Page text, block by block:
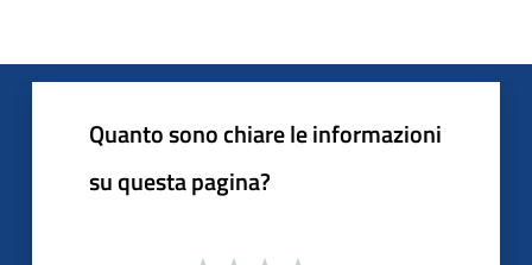
Quanto sono chiare le informazioni
su questa pagina?